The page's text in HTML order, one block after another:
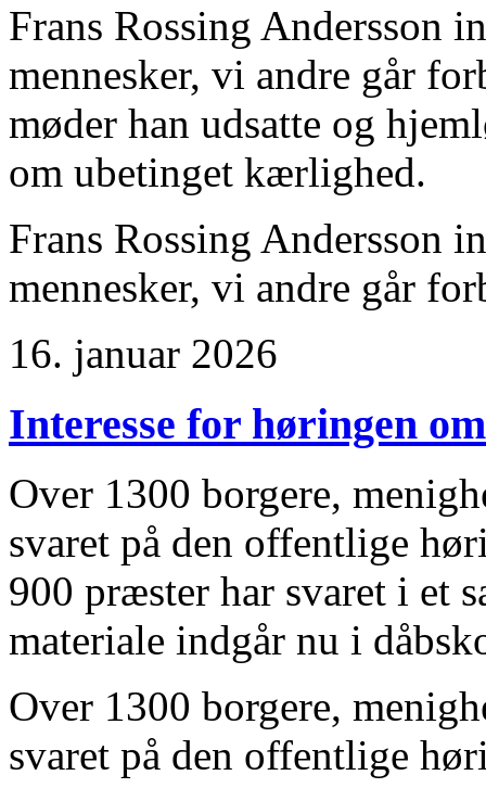
Frans Rossing Andersson
mennesker, vi andre går
møder han udsatte og
om ubetinget kærlighed.
Frans Rossing Andersson
mennesker, vi andre går
16. januar 2026
Interesse for høringen
Over 1300 borgere,
svaret på den offentlige
900 præster har svaret i et
materiale indgår nu i
Over 1300 borgere,
svaret på den offentlige